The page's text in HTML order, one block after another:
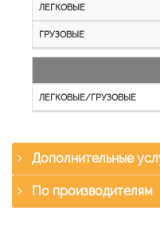
Дополнительные
По производителям